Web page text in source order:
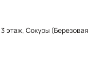
этаж, Сокуры (Березовая